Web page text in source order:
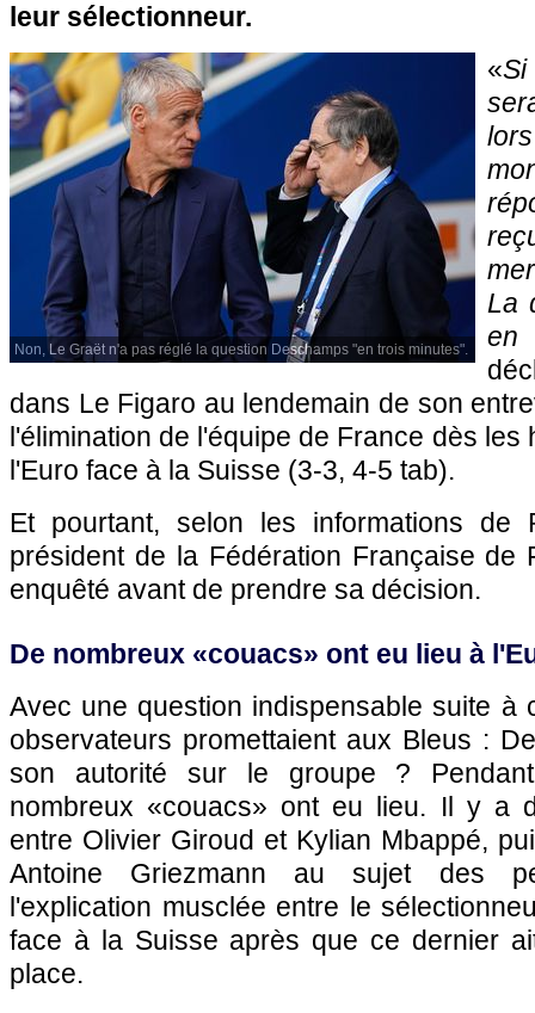
leur sélectionneur.
Non, Le Graët n'a pas réglé la question Deschamps "en trois minutes".
«
La
en
dans Le Figaro au lendemain de son
l'élimination de l'équipe de France dès les
l'Euro face à la Suisse (3-3, 4-5 tab).
Et pourtant, selon les informations de
président de la Fédération Française de
enquêté avant de prendre sa décision.
De nombreux «couacs» ont eu lieu à
Avec une question indispensable suite à
observateurs promettaient aux Bleus :
son autorité sur le groupe ?
nombreux «couacs» ont eu lieu. Il y a
entre Olivier Giroud et Kylian Mbappé,
Antoine Griezmann au sujet des
l'explication musclée entre le
face à la Suisse après que ce dernier
place.